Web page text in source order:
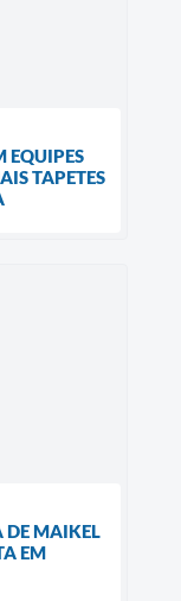
EQUIPES
TAPETES
DE MAIKEL
EM